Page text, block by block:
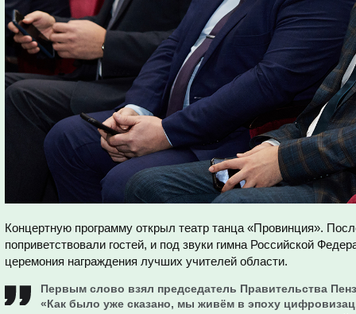
Концертную программу открыл театр танца «Провинция».
поприветствовали гостей, и под звуки гимна Российской
церемония награждения лучших учителей области.
Первым слово взял председатель Правительства
«Как было уже сказано, мы живём в эпоху